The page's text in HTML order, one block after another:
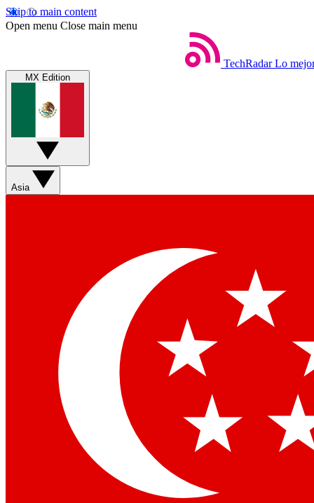
Skip to main content
Open menu Close main menu
TechRadar Lo
MX Edition
Asia